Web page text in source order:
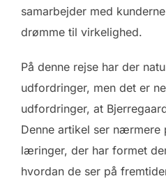
samarbejder med
drømme til virkelighed.
På denne rejse har der
udfordringer, men det er
udfordringer, at
Denne artikel ser nærmere
læringer, der har formet
hvordan de ser på